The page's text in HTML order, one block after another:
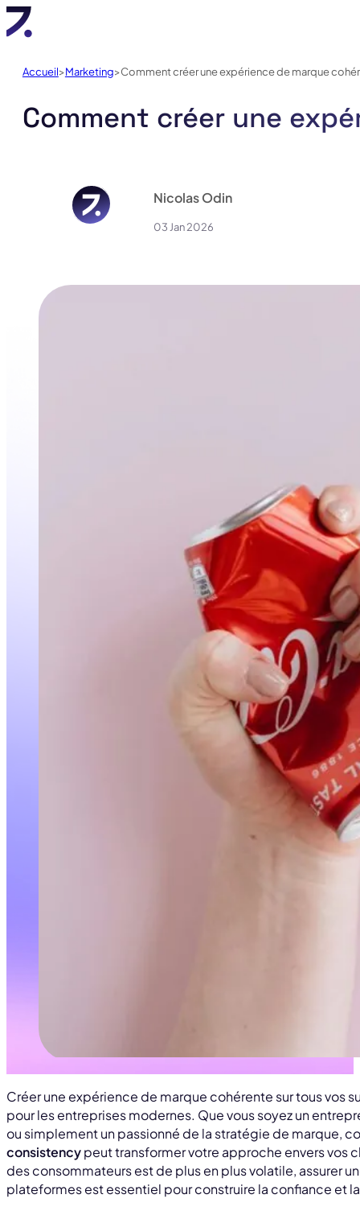
Comment créer une
Accueil Marketing Comment créer une expérience de marque
Nicolas Odin
03 Jan 2026
Créer une expérience de marque cohérente sur tous vos
pour les entreprises modernes. Que vous soyez un
ou simplement un passionné de la stratégie de marque,
consistencypeut transformer votre approche envers vos
des consommateurs est de plus en plus volatile, assurer
plateformes est essentiel pour construire la confiance et